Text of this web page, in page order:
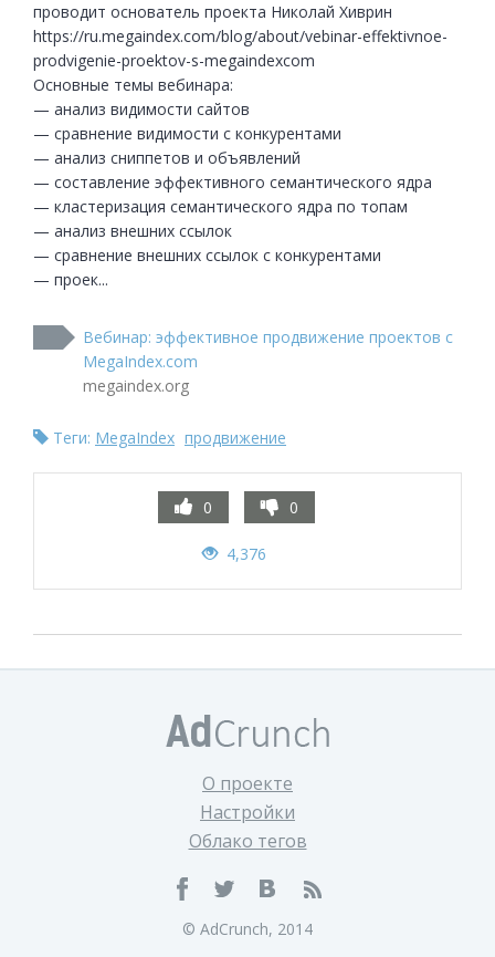
проводит основатель проекта Николай Хиврин
https://ru.megaindex.com/blog/about/vebinar-effektivnoe-
prodvigenie-proektov-s-megaindexcom
Основные темы вебинара:
— анализ видимости сайтов
— сравнение видимости с конкурентами
— анализ сниппетов и объявлений
— составление эффективного семантического ядра
— кластеризация семантического ядра по топам
— анализ внешних ссылок
— сравнение внешних ссылок с конкурентами
— проек...
Вебинар: эффективное продвижение проектов с
MegaIndex.com
megaindex.org
Теги: MegaIndex продвижение
0 0
4,376
О проекте
Настройки
Облако тегов
© AdCrunch, 2014